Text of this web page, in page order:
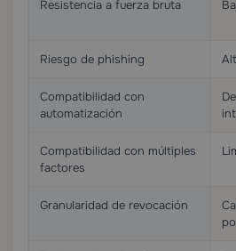
Resistencia a fuerza bruta
Riesgo de phishing
Compatibilidad con
automatización
Compatibilidad con múltiples
factores
Granularidad de revocación